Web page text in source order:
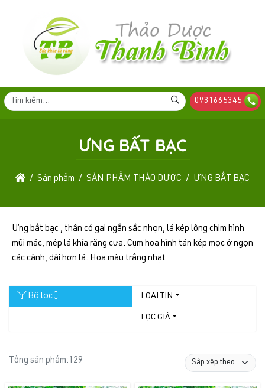
0931665345
ƯNG BẤT BẠC
Sản phẩm SẢN PHẨM THẢO DƯỢC ƯNG BẤT BẠC
Ưng bất bạc , thân có gai ngắn sắc nhọn, lá kép lông chim hình
mũi mác, mép lá khía răng cưa. Cụm hoa hình tán kép mọc ở ngọn
các cành, dài hơn lá. Hoa màu trắng nhạt.
Bộ lọc LOẠI TIN
LỌC GIÁ
Tổng sản phẩm: 129